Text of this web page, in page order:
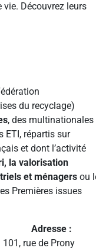
vie. Découvrez leurs
du recyclage)
, des multinationales
ETI, répartis sur
et dont l’activité
la valorisation
et ménagers ou
Premières issues
Adresse :
101, rue de Prony